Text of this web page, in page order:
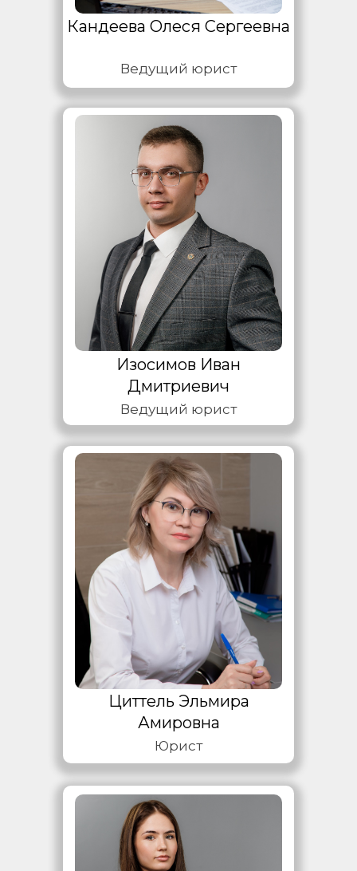
Ведущий юрист
Кандеева Олеся Сергеевна
Ведущий юрист
Изосимов Иван
Дмитриевич
Юрист
Циттель Эльмира
Амировна